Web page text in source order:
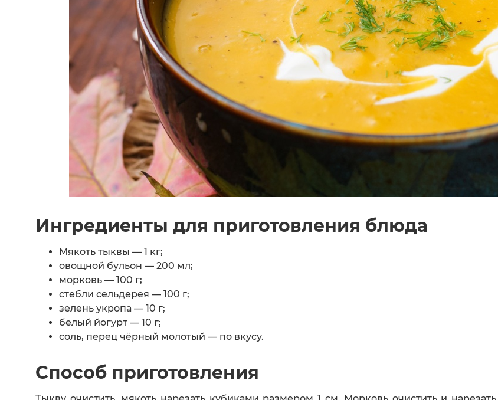
Ингредиенты для приготовления блюда
Мякоть тыквы — 1 кг;
овощной бульон — 200 мл;
морковь — 100 г;
стебли сельдерея — 100 г;
зелень укропа — 10 г;
белый йогурт — 10 г;
соль, перец чёрный молотый — по вкусу.
Способ приготовления